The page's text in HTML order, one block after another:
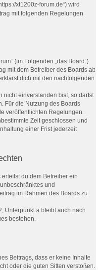
xt1200z-forum.de“) wird
mit folgenden Regelungen
(im Folgenden „das Board“)
mit dem Betreiber des Boards ab
dich mit den nachfolgenden
nicht einverstanden bist, so darfst
Für die Nutzung des Boards
veröffentlichten Regelungen.
Zeit geschlossen und
einer Frist jederzeit
du dem Betreiber ein
und
im Rahmen des Boards zu
Unterpunkt a bleibt auch nach
bestehen.
Beitrags, dass er keine Inhalte
oder die guten Sitten verstoßen.